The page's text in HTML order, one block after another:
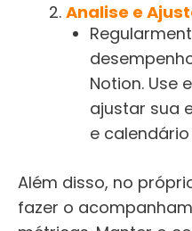
Analise e
Notion. Use
ajustar sua
e
Além disso, no
fazer o